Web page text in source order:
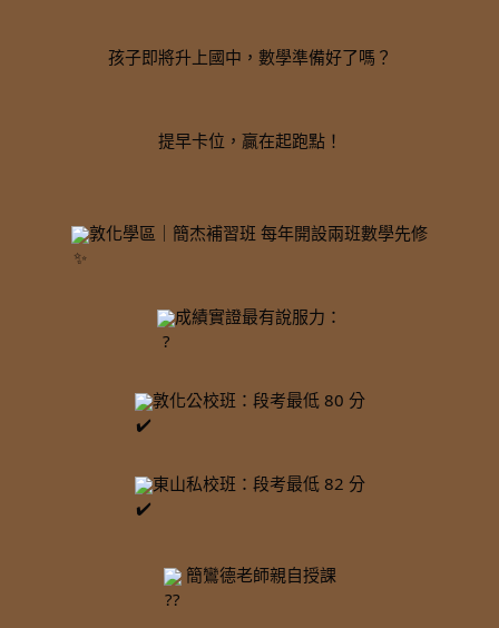
孩子即將升上國中，數學準備好了嗎？
提早卡位，贏在起跑點！
敦化學區｜簡杰補習班 每年開設兩班數學先修
成績實證最有說服力：
敦化公校班：段考最低 80 分
東山私校班：段考最低 82 分
簡鸞德老師親自授課